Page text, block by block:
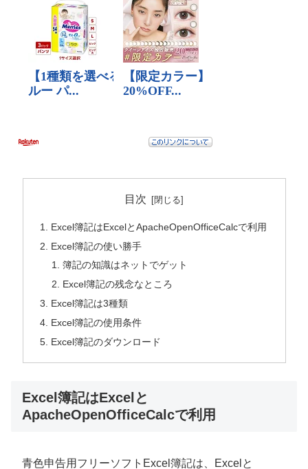
目次
Excel簿記はExcelとApacheOpenOfficeCalcで利用
Excel簿記の使い勝手
簿記の知識はネットでゲット
Excel簿記の残念なところ
Excel簿記は3種類
Excel簿記の使用条件
Excel簿記のダウンロード
Excel簿記はExcelと
ApacheOpenOfficeCalcで利用
青色申告用フリーソフトExcel簿記は、Excelと